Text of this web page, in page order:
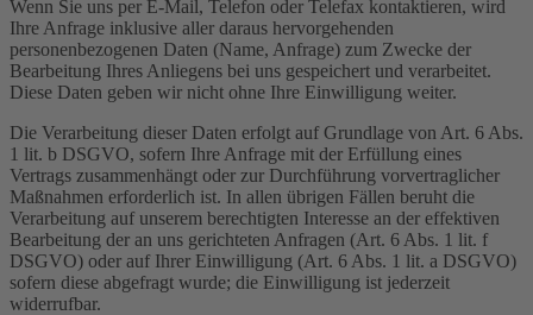
Wenn Sie uns per E-Mail, Telefon oder Telefax kontaktieren, wird
Ihre Anfrage inklusive aller daraus hervorgehenden
personenbezogenen Daten (Name, Anfrage) zum Zwecke der
Bearbeitung Ihres Anliegens bei uns gespeichert und verarbeitet.
Diese Daten geben wir nicht ohne Ihre Einwilligung weiter.
Die Verarbeitung dieser Daten erfolgt auf Grundlage von Art. 6 Abs.
1 lit. b DSGVO, sofern Ihre Anfrage mit der Erfüllung eines
Vertrags zusammenhängt oder zur Durchführung vorvertraglicher
Maßnahmen erforderlich ist. In allen übrigen Fällen beruht die
Verarbeitung auf unserem berechtigten Interesse an der effektiven
Bearbeitung der an uns gerichteten Anfragen (Art. 6 Abs. 1 lit. f
DSGVO) oder auf Ihrer Einwilligung (Art. 6 Abs. 1 lit. a DSGVO)
sofern diese abgefragt wurde; die Einwilligung ist jederzeit
widerrufbar.